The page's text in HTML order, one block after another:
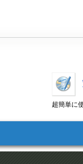
超簡単に